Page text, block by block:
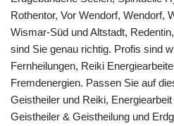
Rothentor, Vor Wendorf, Wendorf,
Wismar-Süd und Altstadt,
sind Sie genau richtig. Profis sind
Fernheilungen, Reiki
Fremdenergien. Passen Sie auf
Geistheiler und Reiki,
Geistheiler & Geistheilung und